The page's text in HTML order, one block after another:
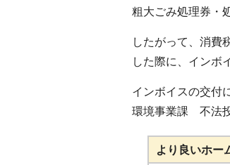
粗大ごみ処理券・
したがって、消費
した際に、インボ
インボイスの交付
環境事業課 不法
より良いホー